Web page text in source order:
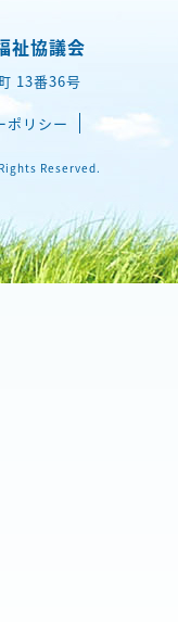
祉協議会
13番36号
ポリシー
Reserved.